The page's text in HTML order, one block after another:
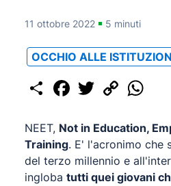
11 ottobre 2022 5 minuti
OCCHIO ALLE
Share Facebook
Twitter Copy
Link
​​NEET, Not in Education,
Training. E' l'acronimo che
del terzo millennio e
ingloba tutti quei giovani